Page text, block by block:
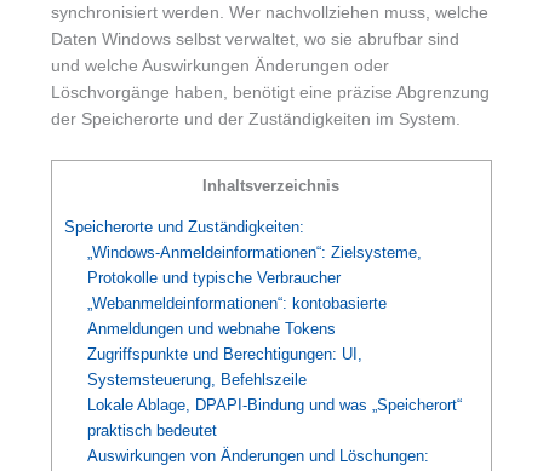
synchronisiert werden. Wer nachvollziehen muss, welche
Daten Windows selbst verwaltet, wo sie abrufbar sind
und welche Auswirkungen Änderungen oder
Löschvorgänge haben, benötigt eine präzise Abgrenzung
der Speicherorte und der Zuständigkeiten im System.
Inhaltsverzeichnis
Speicherorte und Zuständigkeiten:
„Windows-Anmeldeinformationen“: Zielsysteme,
Protokolle und typische Verbraucher
„Webanmeldeinformationen“: kontobasierte
Anmeldungen und webnahe Tokens
Zugriffspunkte und Berechtigungen: UI,
Systemsteuerung, Befehlszeile
Lokale Ablage, DPAPI-Bindung und was „Speicherort“
praktisch bedeutet
Auswirkungen von Änderungen und Löschungen: